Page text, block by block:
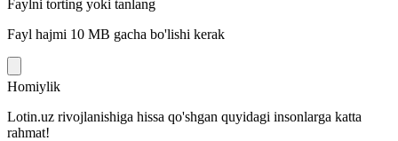
Faylni torting yoki tanlang
Fayl hajmi 10 MB gacha bo'lishi kerak
Homiylik
Lotin.uz rivojlanishiga hissa qo'shgan quyidagi insonlarga katta
rahmat!